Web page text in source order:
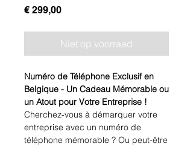
€ 299,00Prijs
Niet op voorraad
Numéro de Téléphone Exclusif en
Belgique - Un Cadeau Mémorable ou
un Atout pour Votre Entreprise !
Cherchez-vous à démarquer votre
entreprise avec un numéro de
téléphone mémorable ? Ou peut-être